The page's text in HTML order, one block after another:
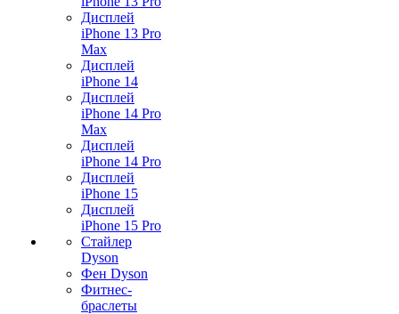
Дисплей
iPhone 13 Pro
Max
Дисплей
iPhone 14
Дисплей
iPhone 14 Pro
Max
Дисплей
iPhone 14 Pro
Дисплей
iPhone 15
Дисплей
iPhone 15 Pro
Стайлер
Dyson
Фен Dyson
Фитнес-
браслеты